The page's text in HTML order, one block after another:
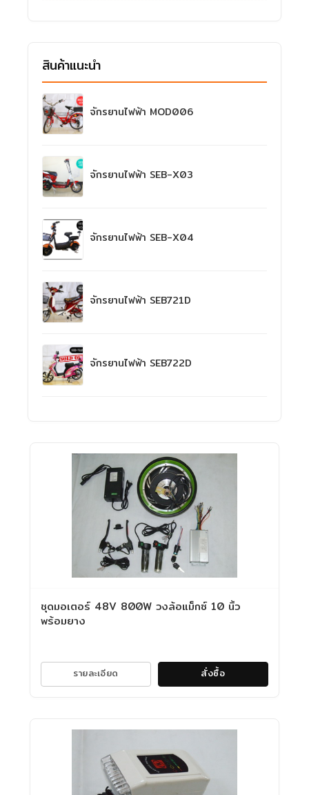
สินค้าแนะนำ
จักรยานไฟฟ้า MOD006
จักรยานไฟฟ้า SEB-X03
จักรยานไฟฟ้า SEB-X04
จักรยานไฟฟ้า SEB721D
จักรยานไฟฟ้า SEB722D
ชุดมอเตอร์ 48V 800W วงล้อแม็กซ์ 10 นิ้ว
พร้อมยาง
รายละเอียด สั่งซื้อ